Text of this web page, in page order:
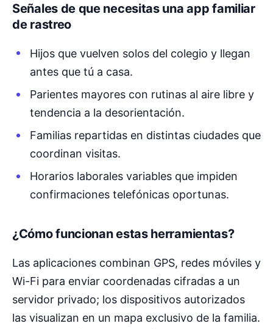
Señales de que necesitas una app familiar
de rastreo
Hijos que vuelven solos del colegio y llegan
antes que tú a casa.
Parientes mayores con rutinas al aire libre y
tendencia a la desorientación.
Familias repartidas en distintas ciudades que
coordinan visitas.
Horarios laborales variables que impiden
confirmaciones telefónicas oportunas.
¿Cómo funcionan estas herramientas?
Las aplicaciones combinan GPS, redes móviles y
Wi-Fi para enviar coordenadas cifradas a un
servidor privado; los dispositivos autorizados
las visualizan en un mapa exclusivo de la familia.